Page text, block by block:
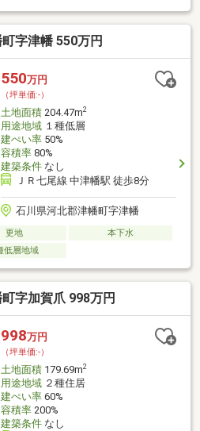
みは買主様の実費負担となりま
。工事が必要となる場合がありま
とができます。■アクセス■・中
バス グリーンハイツ口まで徒歩
すぐの便利なところ♪■サポート
なスタッフが丁寧にサポートい
さい！
字津幡 550万円
550万円
（坪単価:-）
土地面積204.47m2
用途地域１種低層
建ぺい率50%
容積率80%
建築条件なし
ＪＲ七尾線 中津幡駅 徒歩8分
石川県河北郡津幡町字津幡
更地
本下水
低層地域
字加賀爪 998万円
998万円
（坪単価:-）
土地面積179.69m2
用途地域２種住居
建ぺい率60%
容積率200%
建築条件なし